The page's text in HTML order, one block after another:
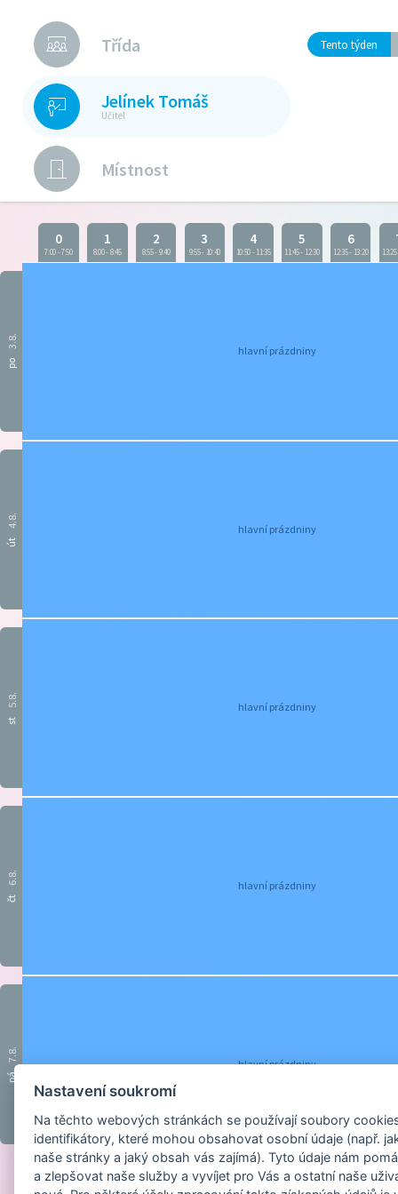
Třída
Jelínek Tomáš
Učitel
Místnost
Tento týden
0
7:00-7:50
1
8:00-8:45
2
8:55-9:40
3
9:55- 10:40
4
10:50-11:35
5
11:45- 12:30
6
12:35- 13:20 13:25
po
3.8.
hlavní prázdniny
út
4.8.
hlavní prázdniny
st
5.8. hlavní prázdniny
čt
6.8. hlavní prázdniny
pá
7.8.
hlavní prázdniny
Provozováno na
Nastavení soukromí
Na těchto webových stránkách se používají soubory
identifikátory, které mohou obsahovat osobní údaje (např.
naše stránky a jaký obsah vás zajímá). Tyto údaje nám
a zlepšovat naše služby a vyvíjet pro Vás a ostatní naše